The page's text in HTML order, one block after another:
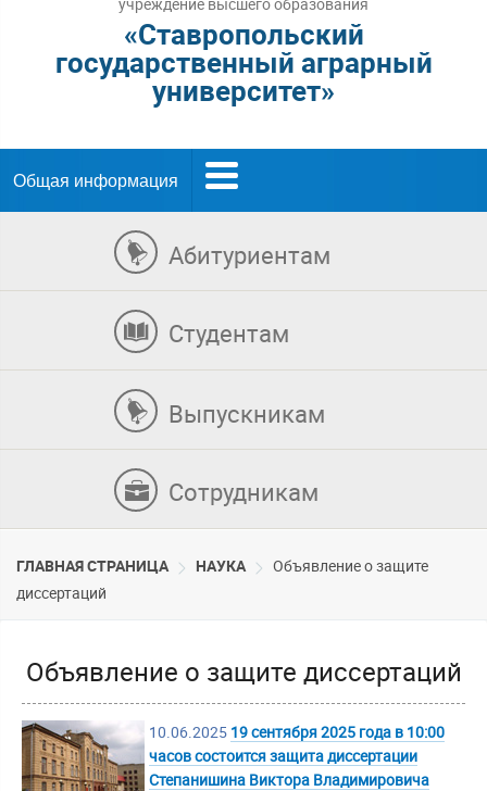
учреждение высшего образования
«Ставропольский
государственный аграрный
университет»
Общая информация
Абитуриентам
Студентам
Выпускникам
Сотрудникам
ГЛАВНАЯ СТРАНИЦА НАУКА
Объявление о защите
диссертаций
Объявление о защите диссертаций
10.06.2025 19 сентября 2025 года в 10:00
часов состоится защита диссертации
Степанишина Виктора Владимировича